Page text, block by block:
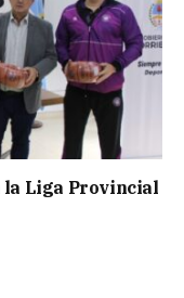
la Liga Provincial